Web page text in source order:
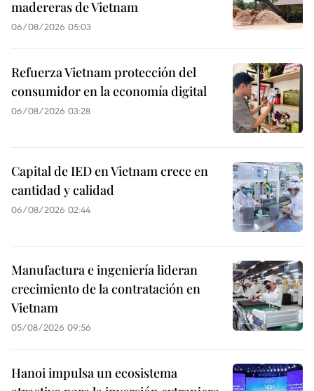
madereras de Vietnam
06/08/2026 05:03
Refuerza Vietnam protección del
consumidor en la economía digital
06/08/2026 03:28
Capital de IED en Vietnam crece en
cantidad y calidad
06/08/2026 02:44
Manufactura e ingeniería lideran
crecimiento de la contratación en
Vietnam
05/08/2026 09:56
Hanoi impulsa un ecosistema